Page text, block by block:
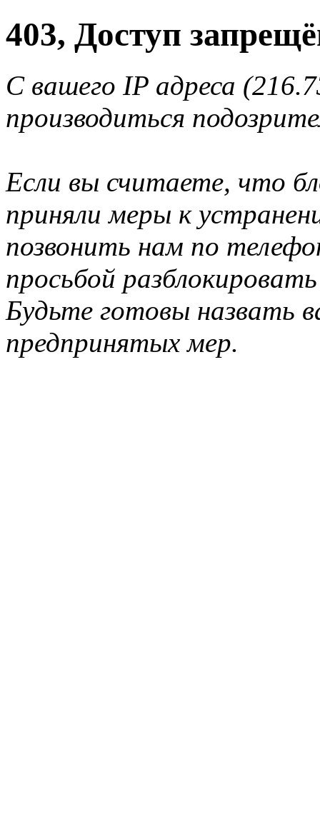
403, Доступ
С вашего IP адреса
производиться
Если вы считаете, что
приняли меры к
позвонить нам по
просьбой
Будьте готовы назвать
предпринятых мер.